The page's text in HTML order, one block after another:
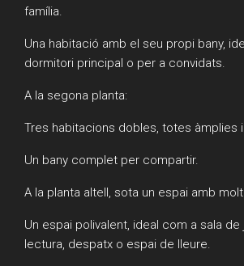
família.
Una habitació amb el seu propi bany,
dormitori principal o per a convidats.
A la segona planta:
Tres habitacions dobles, totes àmplies
Un bany complet per compartir.
A la planta altell, sota un espai amb
Un espai polivalent, ideal com a sala
lectura, despatx o espai de lleure.